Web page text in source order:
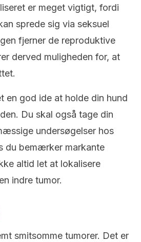
er meget vigtigt, fordi
sprede sig via seksuel
fjerner de reproduktive
derved muligheden for, at
en god ide at holde din hund
Du skal også tage din
undersøgelser hos
bemærker markante
altid let at lokalisere
indre tumor.
smitsomme tumorer. Det er